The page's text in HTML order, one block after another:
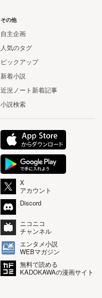
その他
自主企画
人気のタグ
ピックアップ
新着小説
近況ノート新着記事
小説検索
X
アカウント
Discord
ニコニコ
チャンネル
エンタメ小説
WEBマガジン
無料で読める
KADOKAWAの漫画サイト